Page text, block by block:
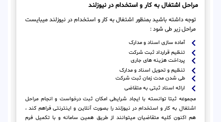
مراحل اشتغال به کار و استخدام در نیوزلند
توجه داشته باشید بمنظور اشتغال به کار و استخدام در نیوزلند میبایست
مراحل زیر طی شود :
آماده سازی اسناد و مدارک
تنظیم قرارداد ثبت شرکت
پرداخت هزینه های جاری
تنظیم و تحویل اسناد و مدارک
طی شدن مدت زمان ثبت شرکت
ارائه اسناد ثبتی به متقاضی
مجموعه ثبتا توانسته با ایجاد شرایطی امکان ثبت درخواست و انجام مراحل
اشتغال به کار و استخدام در نیوزلند را بصورت آنلاین و اینترنتی فراهم کند ،
هم اکنون کلیه متقاضیان میتوانند از طریق همین سامانه و با تکمیل فرم